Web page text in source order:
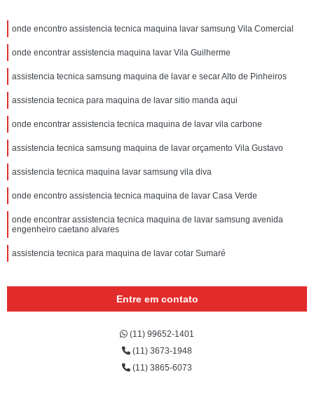
onde encontro assistencia tecnica maquina lavar samsung Vila Comercial
onde encontrar assistencia maquina lavar Vila Guilherme
assistencia tecnica samsung maquina de lavar e secar Alto de Pinheiros
assistencia tecnica para maquina de lavar sitio manda aqui
onde encontrar assistencia tecnica maquina de lavar vila carbone
assistencia tecnica samsung maquina de lavar orçamento Vila Gustavo
assistencia tecnica maquina lavar samsung vila diva
onde encontro assistencia tecnica maquina de lavar Casa Verde
onde encontrar assistencia tecnica maquina de lavar samsung avenida
engenheiro caetano alvares
assistencia tecnica para maquina de lavar cotar Sumaré
Entre em contato
(11) 99652-1401
(11) 3673-1948
(11) 3865-6073